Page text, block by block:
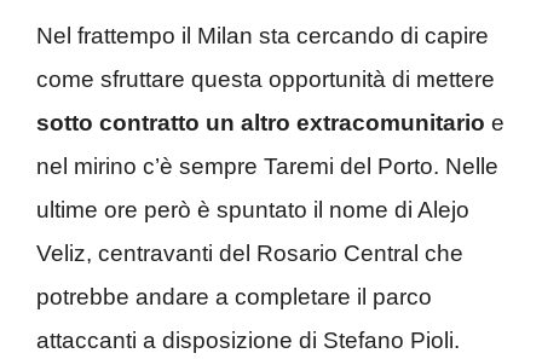
Nel frattempo il Milan sta cercando di capire
come sfruttare questa opportunità di mettere
sotto contratto un altro extracomunitario e
nel mirino c’è sempre Taremi del Porto. Nelle
ultime ore però è spuntato il nome di Alejo
Veliz, centravanti del Rosario Central che
potrebbe andare a completare il parco
attaccanti a disposizione di Stefano Pioli.